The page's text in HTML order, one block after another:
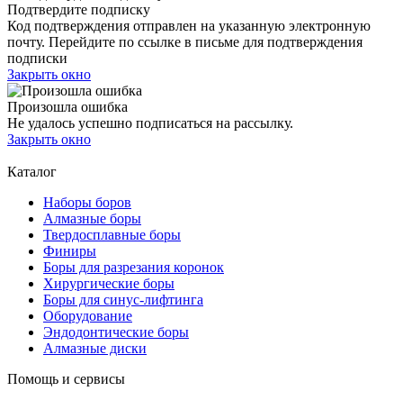
Подтвердите подписку
Код подтверждения отправлен на указанную электронную
почту. Перейдите по ссылке в письме для подтверждения
подписки
Закрыть окно
Произошла ошибка
Не удалось успешно подписаться на рассылку.
Закрыть окно
Каталог
Наборы боров
Алмазные боры
Твердосплавные боры
Финиры
Боры для разрезания коронок
Хирургические боры
Боры для синус-лифтинга
Оборудование
Эндодонтические боры
Алмазные диски
Помощь и сервисы